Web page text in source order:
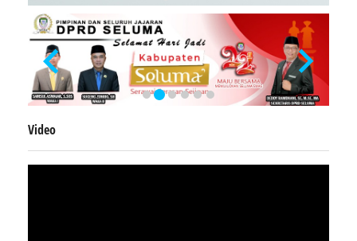
Video